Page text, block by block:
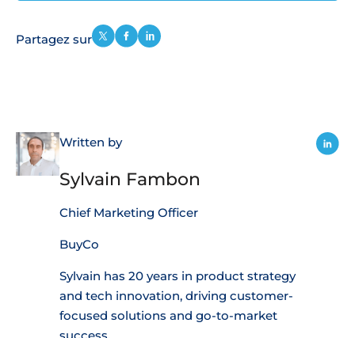
Partagez sur
Written by
Sylvain Fambon
Chief Marketing Officer
BuyCo
Sylvain has 20 years in product strategy
and tech innovation, driving customer-
focused solutions and go-to-market